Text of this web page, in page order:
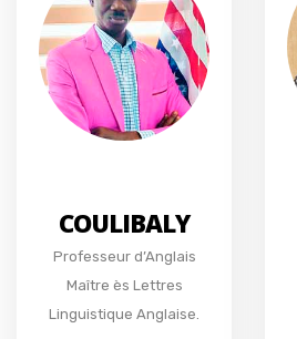
COULIBALY
Professeur d’Anglais
Maître ès Lettres
Linguistique Anglaise.